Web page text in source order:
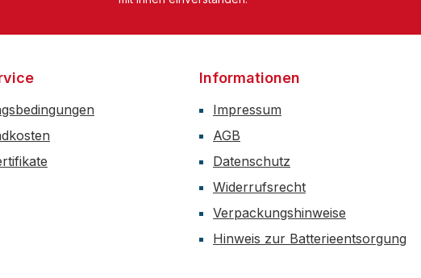
Informationen
Impressum
AGB
Datenschutz
Widerrufsrecht
Verpackungshinweise
Hinweis zur Batterieentsorgung